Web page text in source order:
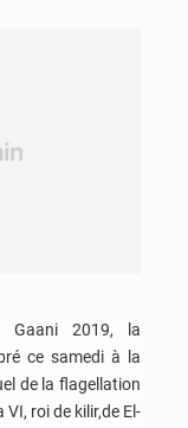
Gaani 2019, la
ce samedi à la
de la flagellation
roi de kilir,de El-